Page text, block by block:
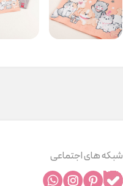
شبکه های اجتماعی